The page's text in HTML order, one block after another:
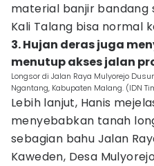
material banjir bandang
Kali Talang bisa normal
3. Hujan deras juga
menutup akses jalan
Longsor di Jalan Raya Mulyorejo
Ngantang, Kabupaten Malang. (IDN
Lebih lanjut, Hanis
menyebabkan tanah
sebagian bahu Jalan
Kaweden, Desa